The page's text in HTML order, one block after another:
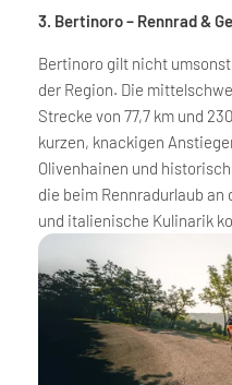
3. Bertinoro – Rennrad &
Bertinoro gilt nicht
der Region. Die
Strecke von 77,7 km und
kurzen, knackigen
Olivenhainen und
die beim Rennradurlaub
und italienische Kulinarik